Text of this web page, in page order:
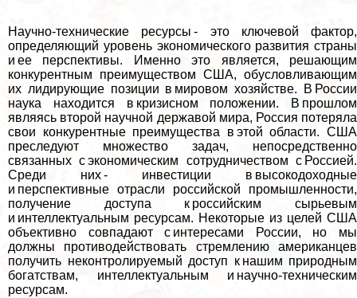
Научно-технические ресурсы - это ключевой фактор,
определяющий уровень экономического развития страны
и ее перспективы. Именно это является, решающим
конкурентным преимуществом США, обусловливающим
их лидирующие позиции в мировом хозяйстве. В России
наука находится в кризисном положении. В прошлом
являясь второй научной державой мира, Россия потеряла
свои конкурентные преимущества в этой области. США
преследуют множество задач, непосредственно
связанных с экономическим сотрудничеством с Россией.
Среди них - инвестиции в высокодоходные
и перспективные отрасли российской промышленности,
получение доступа к российским сырьевым
и интеллектуальным ресурсам. Некоторые из целей США
объективно совпадают с интересами России, но мы
должны противодействовать стремлению американцев
получить неконтролируемый доступ к нашим природным
богатствам, интеллектуальным и научно-техническим
ресурсам.